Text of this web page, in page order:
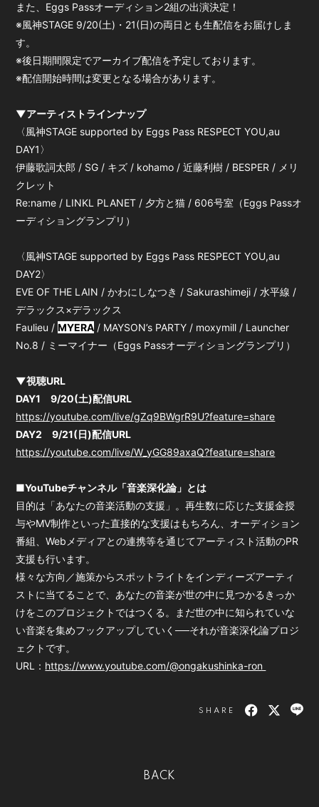
また、Eggs Passオーディション2組の出演決定！
※風神STAGE 9/20(土)・21(日)の両日とも生配信をお届けしま
す。
※後日期間限定でアーカイブ配信を予定しております。
※配信開始時間は変更となる場合があります。
▼アーティストラインナップ
〈風神STAGE supported by Eggs Pass RESPECT YOU,au
DAY1〉
伊藤歌詞太郎 / SG / キズ / kohamo / 近藤利樹 / BESPER / メリ
クレット
Re:name / LINKL PLANET / 夕方と猫 / 606号室（Eggs Passオ
ーディショングランプリ）
〈風神STAGE supported by Eggs Pass RESPECT YOU,au
DAY2〉
EVE OF THE LAIN / かわにしなつき / Sakurashimeji / 水平線 /
デラックス×デラックス
Faulieu /MYERA / MAYSON’s PARTY / moxymill / Launcher
No.8 / ミーマイナー（Eggs Passオーディショングランプリ）
▼視聴URL
DAY1 9/20(土)配信URL
https://youtube.com/live/gZq9BWgrR9U?feature=share
DAY2 9/21(日)配信URL
https://youtube.com/live/W_yGG89axaQ?feature=share
■YouTubeチャンネル「音楽深化論」とは
目的は「あなたの音楽活動の支援」。再生数に応じた支援金授
与やMV制作といった直接的な支援はもちろん、オーディション
番組、Webメディアとの連携等を通じてアーティスト活動のPR
支援も行います。
様々な方向／施策からスポットライトをインディーズアーティ
ストに当てることで、あなたの音楽が世の中に見つかるきっか
けをこのプロジェクトではつくる。まだ世の中に知られていな
い音楽を集めフックアップしていく──それが音楽深化論プロジ
ェクトです。
URL： https://www.youtube.com/@ongakushinka-ron
SHARE
BACK